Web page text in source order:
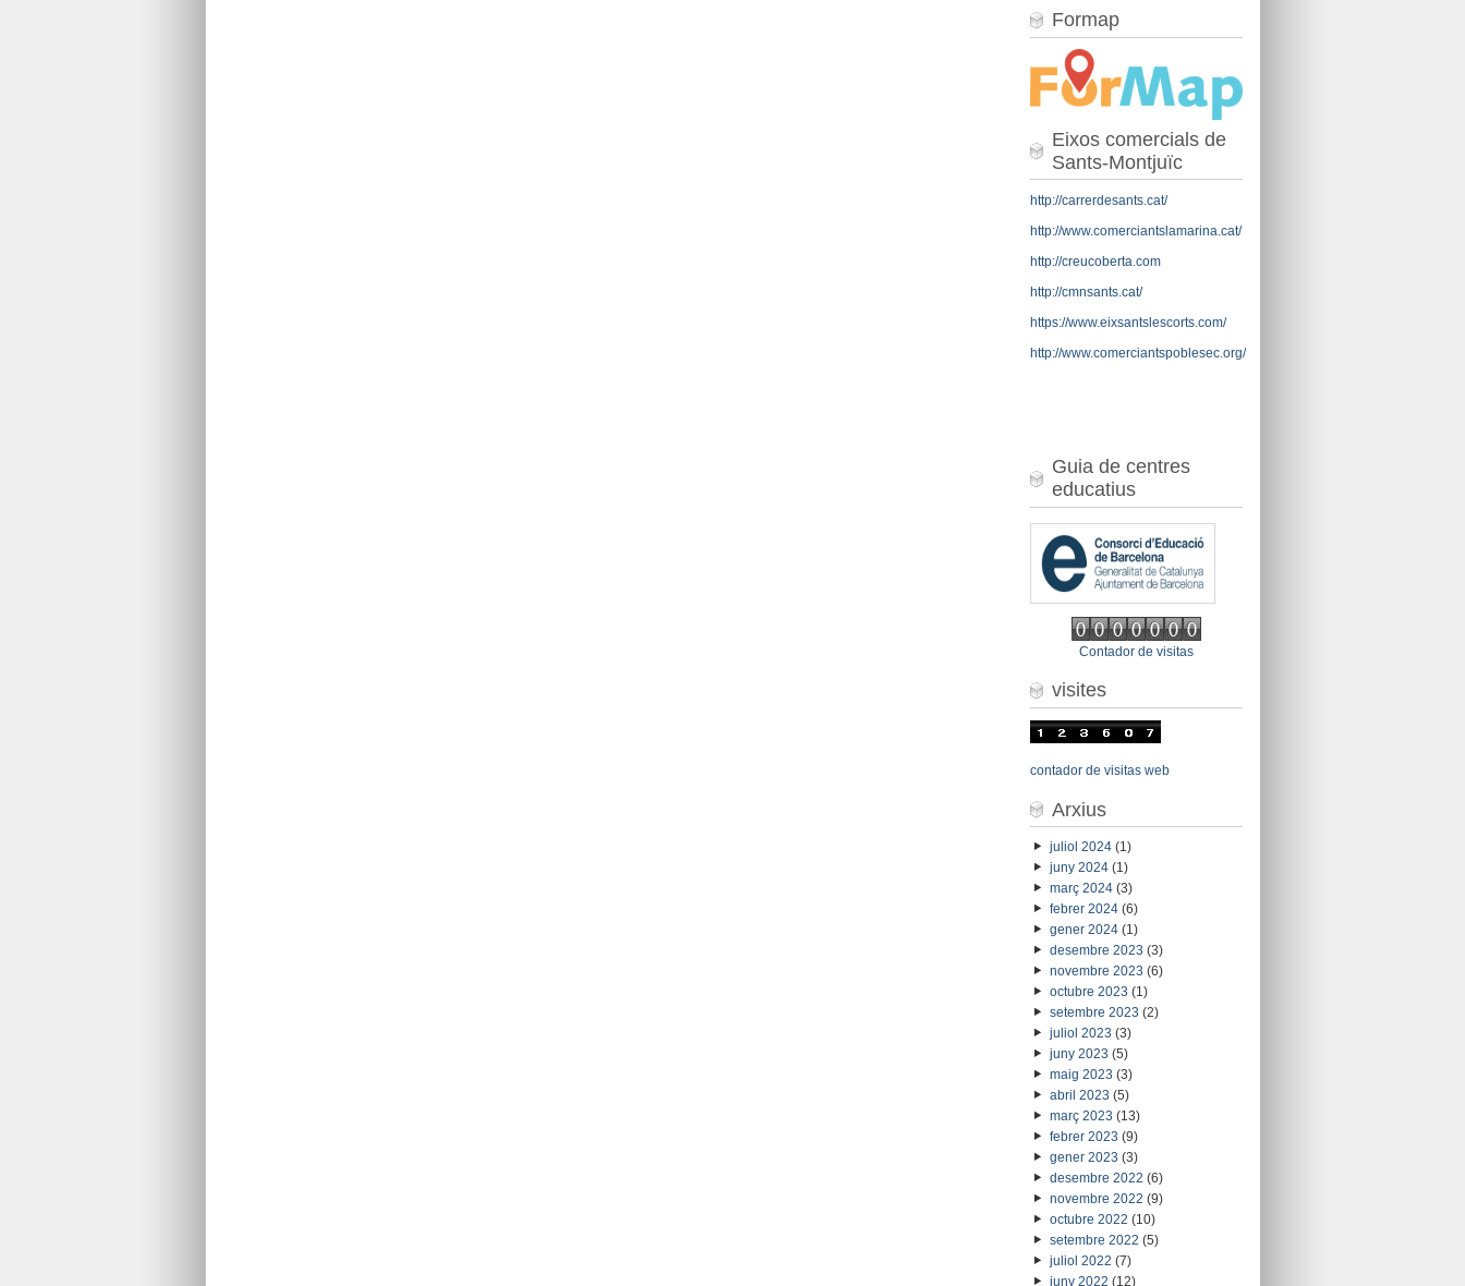
Formap
Eixos comercials de
Sants-Montjuïc
http://carrerdesants.cat/
http://www.comerciantslamarina.cat/
http://creucoberta.com
http://cmnsants.cat/
https://www.eixsantslescorts.com/
http://www.comerciantspoblesec.org/
Guia de centres
educatius
Contador de visitas
visites
contador de visitas web
Arxius
juliol 2024(1)
juny 2024(1)
març 2024(3)
febrer 2024(6)
gener 2024(1)
desembre 2023 (3)
novembre 2023 (6)
octubre 2023 (1)
setembre 2023 (2)
juliol 2023 (3)
juny 2023 (5)
maig 2023 (3)
abril 2023 (5)
març 2023 (13)
febrer 2023 (9)
gener 2023 (3)
desembre 2022 (6)
novembre 2022 (9)
octubre 2022 (10)
setembre 2022 (5)
juliol 2022 (7)
juny 2022 (12)